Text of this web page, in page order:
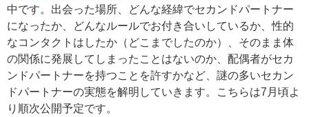
中です。出会った場所、どんな経緯でセカンドパートナー
になったか、どんなルールでお付き合いしているか、性的
なコンタクトはしたか（どこまでしたのか）、そのまま体
の関係に発展してしまったことはないのか、配偶者がセカ
ンドパートナーを持つことを許すかなど、謎の多いセカン
ドパートナーの実態を解明していきます。こちらは7月頃よ
り順次公開予定です。